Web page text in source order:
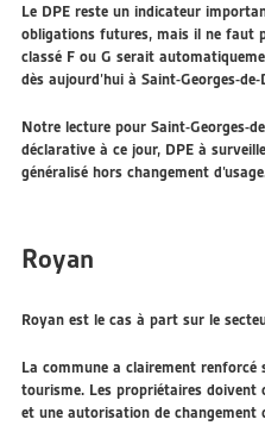
Le DPE reste un indicateur
obligations futures, mais il ne faut
classé F ou G serait
dès aujourd’hui à Saint-Georges-de-
Notre lecture pour Saint-Georges-
déclarative à ce jour, DPE à
généralisé hors changement
Royan
Royan est le cas à part sur le
La commune a clairement renforcé
tourisme. Les propriétaires doivent
et une autorisation de changement